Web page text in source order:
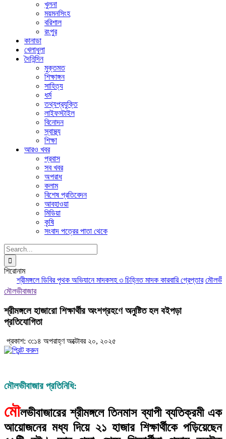
খুলনা
ময়মনসিংহ
বরিশাল
রংপুর
কানাডা
খেলাধুলা
দৈনিন্দিন
মুক্তমত
শিক্ষাঙ্গন
সাহিত্য
ধর্ম
তথ্যপ্রযুক্তি
লাইফস্টাইল
বিনোদন
স্বাস্থ্য
শিক্ষা
আরও খবর
প্রবাস
সব খবর
অপরাধ
কলাম
বিশেষ প্রতিবেদন
আবহাওয়া
মিডিয়া
কৃষি
সংবাদ পত্রের পাতা থেকে
Search
for:
শিরোনাম
শ্রীমঙ্গলে ডিবির পৃথক অভিযানে মাদকসহ ৩ চিহ্নিত মাদক কারবারি গ্রেপ্তার
মৌলভীবাজার
শ্রীমঙ্গলে হাজারো শিক্ষার্থীর অংশগ্রহণে অনুষ্টিত হল বইপড়া
প্রতিযোগিতা
প্রকাশ: ৩:১৪ অপরাহ্ণ অক্টোবর ২০, ২০২৫
মৌলভীবাজার প্রতিনিধি:
মৌলভীবাজারের শ্রীমঙ্গলে তিনমাস ব্যাপী ব্যতিক্রমী এক
আয়োজনের মধ্য দিয়ে ২১ হাজার শিক্ষার্থীকে পড়িয়েছেন